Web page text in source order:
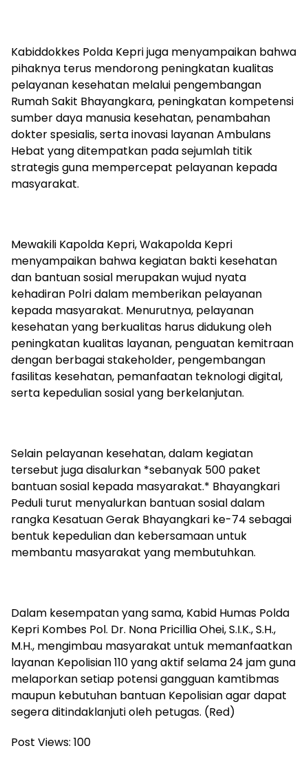
‎Kabiddokkes Polda Kepri juga menyampaikan bahwa
pihaknya terus mendorong peningkatan kualitas
pelayanan kesehatan melalui pengembangan
Rumah Sakit Bhayangkara, peningkatan kompetensi
sumber daya manusia kesehatan, penambahan
dokter spesialis, serta inovasi layanan Ambulans
Hebat yang ditempatkan pada sejumlah titik
strategis guna mempercepat pelayanan kepada
masyarakat.
‎Mewakili Kapolda Kepri, Wakapolda Kepri
menyampaikan bahwa kegiatan bakti kesehatan
dan bantuan sosial merupakan wujud nyata
kehadiran Polri dalam memberikan pelayanan
kepada masyarakat. Menurutnya, pelayanan
kesehatan yang berkualitas harus didukung oleh
peningkatan kualitas layanan, penguatan kemitraan
dengan berbagai stakeholder, pengembangan
fasilitas kesehatan, pemanfaatan teknologi digital,
serta kepedulian sosial yang berkelanjutan.
‎Selain pelayanan kesehatan, dalam kegiatan
tersebut juga disalurkan *sebanyak 500 paket
bantuan sosial kepada masyarakat.* Bhayangkari
Peduli turut menyalurkan bantuan sosial dalam
rangka Kesatuan Gerak Bhayangkari ke-74 sebagai
bentuk kepedulian dan kebersamaan untuk
membantu masyarakat yang membutuhkan.
‎Dalam kesempatan yang sama, Kabid Humas Polda
Kepri Kombes Pol. Dr. Nona Pricillia Ohei, S.I.K., S.H.,
M.H., mengimbau masyarakat untuk memanfaatkan
layanan Kepolisian 110 yang aktif selama 24 jam guna
melaporkan setiap potensi gangguan kamtibmas
maupun kebutuhan bantuan Kepolisian agar dapat
segera ditindaklanjuti oleh petugas. (Red)
Post Views: 100